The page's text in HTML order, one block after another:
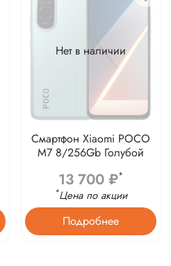
Нет в наличии
Смартфон Xiaomi POCO
M7 8/256Gb Голубой
13 700 ₽*
*Цена по акции
Подробнее